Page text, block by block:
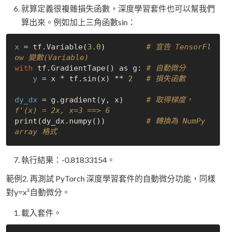
就算定義很複雜損失函數，深度學習套件也可以幫我們
算出來。例如加上三角函數sin：
x = tf.Variable(3.0) # 宣告 TensorFl
ow 變數(Variable)
with tf.GradientTape() as g: # 自動微分
y = x * tf.sin(x) ** 2 # 損失函數
dy_dx = g.gradient(y, x) # 取得梯度，
f'(x) = 2x, x=3 ==> 6
print(dy_dx.numpy()) # 轉換為 NumPy
array 格式
執行結果：-0.81833154。
範例2. 再測試 PyTorch 深度學習套件的自動微分功能，同樣
對y=x²自動微分。
載入套件。